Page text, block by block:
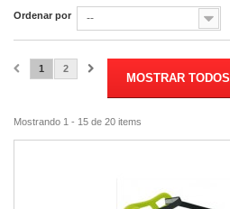
Ordenar por --
MOSTRAR TODOS
1 2
Mostrando 1 - 15 de 20 items